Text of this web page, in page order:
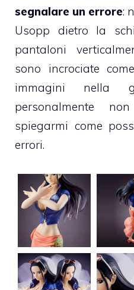
segnalare un errore:
Usopp dietro la
pantaloni
sono incrociate
immagini nella
personalmente
spiegarmi come
errori.